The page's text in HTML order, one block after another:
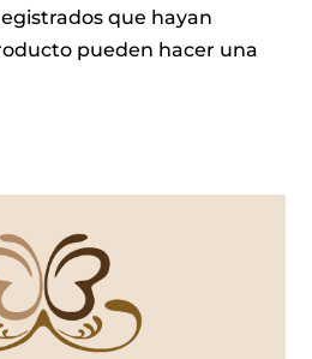
que hayan
pueden hacer una